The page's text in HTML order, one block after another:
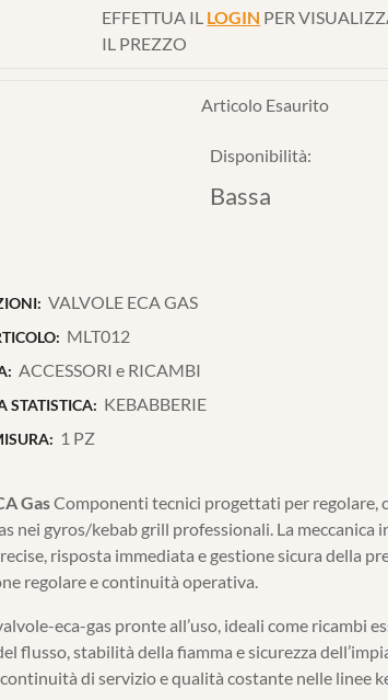
EFFETTUA IL LOGIN PER
IL PREZZO
Articolo Esaurito
Disponibilità:
Bassa
VALVOLE ECA GAS
MLT012
ACCESSORI e RICAMBI
STATISTICA: KEBABBERIE
1 PZ
GasComponenti tecnici progettati per regolare,
nei gyros/kebab grill professionali. La meccanica
risposta immediata e gestione sicura della
regolare e continuità operativa.
eca-gas pronte all’uso, ideali come ricambi
flusso, stabilità della fiamma e sicurezza
di servizio e qualità costante nelle linee